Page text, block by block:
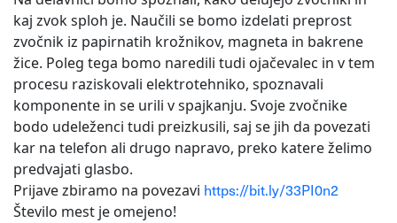
kaj zvok sploh je. Naučili se bomo izdelati preprost
zvočnik iz papirnatih krožnikov, magneta in bakrene
žice. Poleg tega bomo naredili tudi ojačevalec in v tem
procesu raziskovali elektrotehniko, spoznavali
komponente in se urili v spajkanju. Svoje zvočnike
bodo udeleženci tudi preizkusili, saj se jih da povezati
kar na telefon ali drugo napravo, preko katere želimo
predvajati glasbo.
Prijave zbiramo na povezavi https://bit.ly/33PI0n2
Število mest je omejeno!